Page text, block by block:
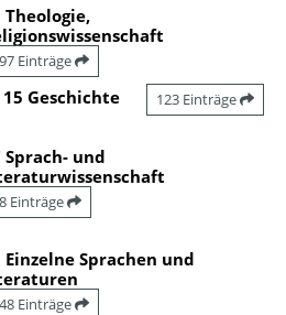
Theologie,
Einträge
15 Geschichte 123 Einträge
Sprach- und
Einträge
Einzelne Sprachen und
Einträge